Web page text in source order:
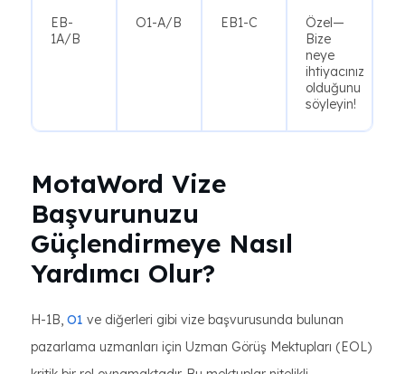
EB-
1A/B
O1-A/B EB1-C
Özel—
Bize
neye
ihtiyacınız
olduğunu
söyleyin!
MotaWord Vize
Başvurunuzu
Güçlendirmeye Nasıl
Yardımcı Olur?
H-1B, O1 ve diğerleri gibi vize başvurusunda bulunan
pazarlama uzmanları için Uzman Görüş Mektupları (EOL)